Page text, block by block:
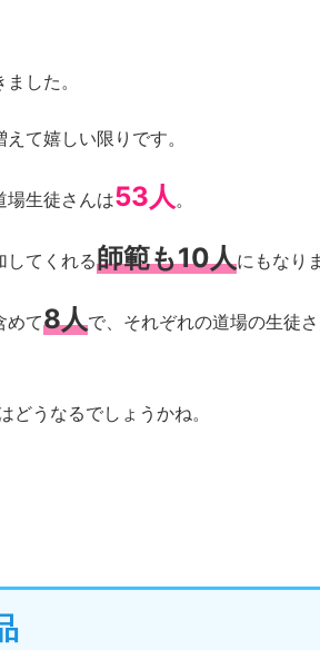
した。
て嬉しい限りです。
場生徒さんは53人 。
してくれる師範も10人にもなり
めて8人で、それぞれの道場の生徒
どうなるでしょうかね。